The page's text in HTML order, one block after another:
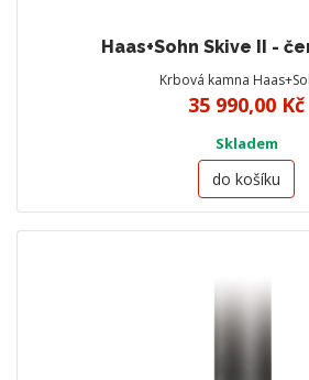
Haas+Sohn Skive II -
Krbová kamna
35 990,00 Kč
Skladem
do košíku